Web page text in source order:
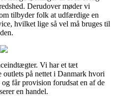
Derudover møder vi
tilbyder folk at udfærdige en
hvilket lige så vel må bruges til
Vi har et tæt
outlets på nettet i Danmark hvori
får provision forudsat en af de
en handel.